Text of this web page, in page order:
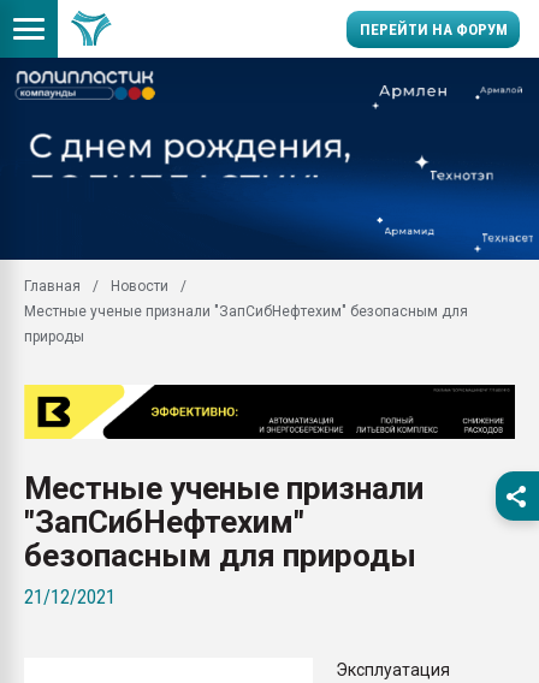
ПЕРЕЙТИ НА ФОРУМ
заводу пластмасс"
28.07.2026
первый план в
28.07.2026
ситуацией на
Всё, что касается
Главная
Новости
Местные ученые признали "ЗапСибНефтехим" безопасным для
природы
Местные ученые признали
"ЗапСибНефтехим"
безопасным для природы
21/12/2021
Эксплуатация